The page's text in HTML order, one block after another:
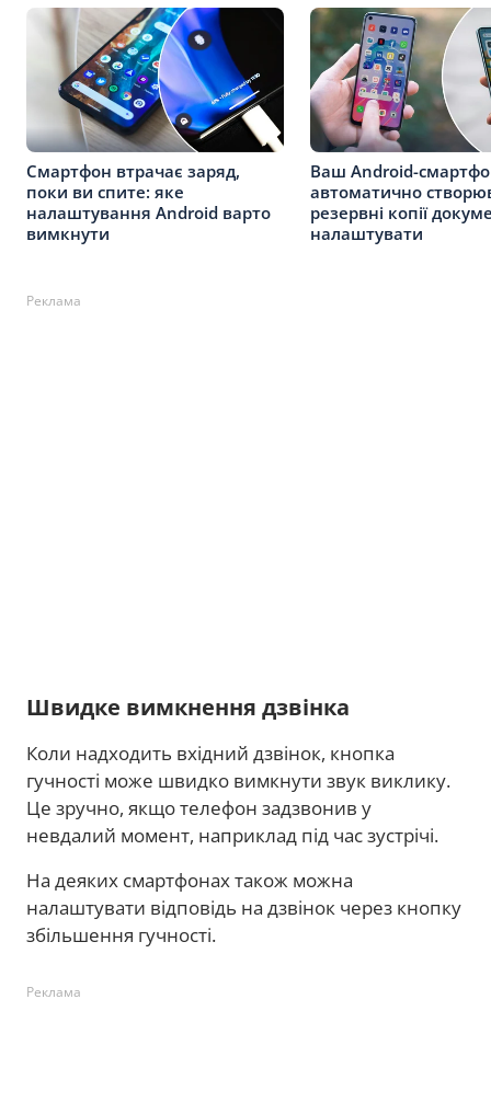
Смартфон втрачає заряд,
поки ви спите: яке
налаштування Android варто
вимкнути
Ваш Android-
автоматично
резервні копії
налаштувати
Реклама
Швидке вимкнення дзвінка
Коли надходить вхідний дзвінок, кнопка
гучності може швидко вимкнути звук виклику.
Це зручно, якщо телефон задзвонив у
невдалий момент, наприклад під час зустрічі.
На деяких смартфонах також можна
налаштувати відповідь на дзвінок через кнопку
збільшення гучності.
Реклама